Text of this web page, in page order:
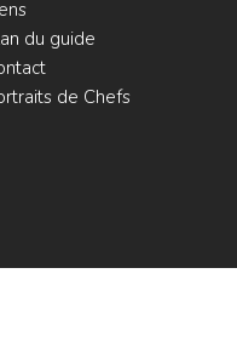
du guide
de Chefs